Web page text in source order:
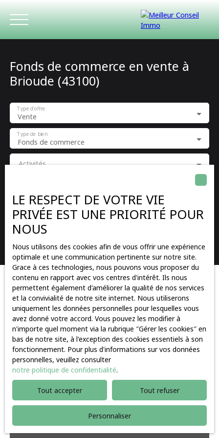
ACCUEIL
Fonds de commerce en vente à
Brioude (43100)
Vente
Type d'offre
Fonds de commerce
Type de bien
Activités
Budget max (€)
Pertinence
Trier par Créer une alerte
80 000€
A voir absolument
LE RESPECT DE VOTRE VIE
PRIVÉE EST UNE PRIORITÉ POUR
NOUS
Nous utilisons des cookies afin de vous offrir une expérience
optimale et une communication pertinente sur notre site.
Grace à ces technologies, nous pouvons vous proposer du
contenu en rapport avec vos centres d'intérêt. Ils nous
permettent également d'améliorer la qualité de nos services
et la convivialité de notre site internet. Nous utiliserons
uniquement les données personnelles pour lesquelles vous
avez donné votre accord. Vous pouvez les modifier à
n'importe quel moment via la rubrique ″Gérer les cookies″ en
bas de notre site, à l'exception des cookies essentiels à son
fonctionnement. Pour plus d'informations sur vos données
personnelles, veuillez consulter
notre politique de confidentialité.
Tout accepter Tout refuser
Personnaliser